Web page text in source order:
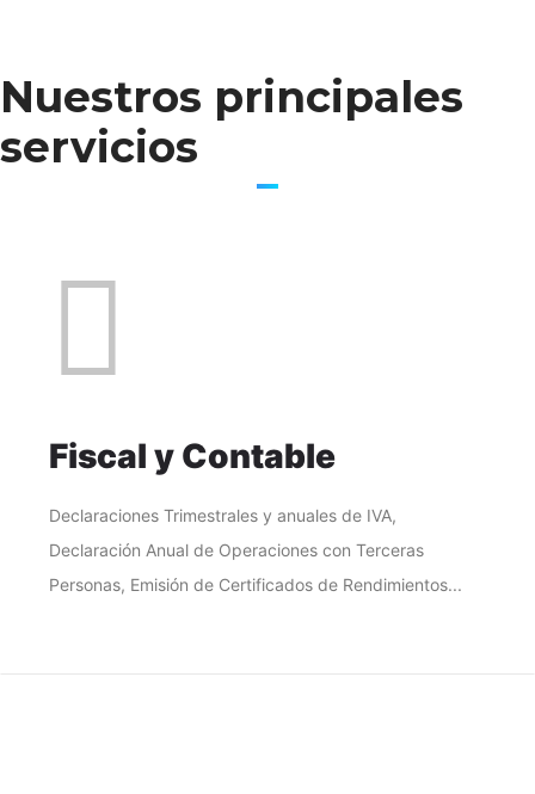
Nuestros principales
servicios
Fiscal y Contable
Declaraciones Trimestrales y anuales de IVA,
Declaración Anual de Operaciones con Terceras
Personas, Emisión de Certificados de Rendimientos...